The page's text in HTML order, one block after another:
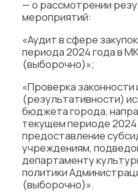
— о рассмотрении
мероприятий:
«Аудит в сфере
периода 2024 года в
(выборочно)»;
«Проверка
(результативности)
бюджета города,
текущем периоде 2024
предоставление
учреждениям,
департаменту
политики
(выборочно)».